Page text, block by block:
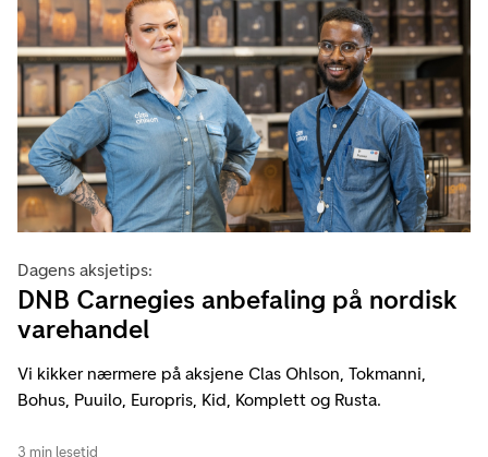
Dagens aksjetips:
DNB Carnegies anbefaling på nordisk
varehandel
Vi kikker nærmere på aksjene Clas Ohlson, Tokmanni,
Bohus, Puuilo, Europris, Kid, Komplett og Rusta.
3 min lesetid